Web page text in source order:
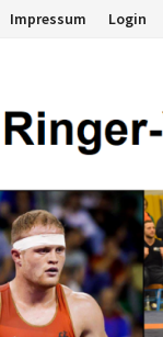
Impressum Login